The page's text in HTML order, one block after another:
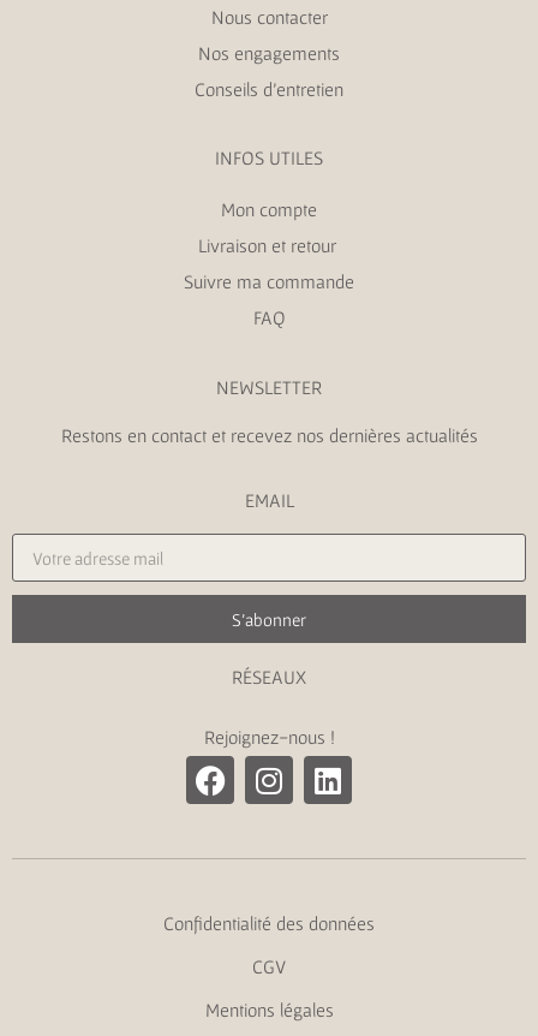
Nous contacter
Nos engagements
Conseils d’entretien
INFOS UTILES
Mon compte
Livraison et retour
Suivre ma commande
FAQ
NEWSLETTER
Restons en contact et recevez nos dernières actualités
EMAIL
S'abonner
RÉSEAUX
Rejoignez-nous !
Confidentialité des données
CGV
Mentions légales